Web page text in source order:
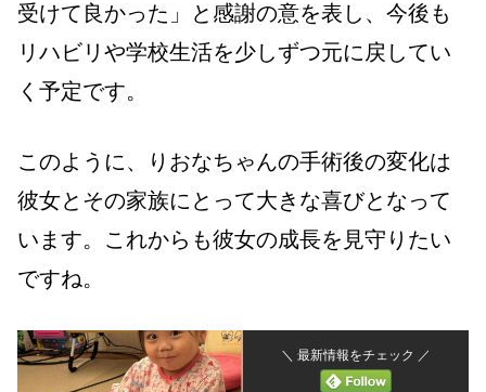
受けて良かった」と感謝の意を表し、今後も
リハビリや学校生活を少しずつ元に戻してい
く予定です。
このように、りおなちゃんの手術後の変化は
彼女とその家族にとって大きな喜びとなって
います。これからも彼女の成長を見守りたい
ですね。
＼ 最新情報をチェック ／